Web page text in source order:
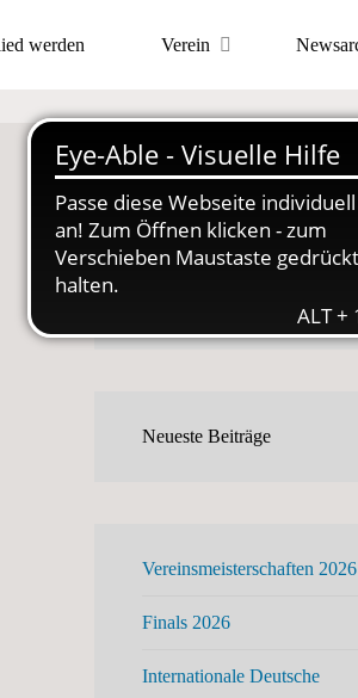
werden Verein
Suchen
Neueste Beiträge
Vereinsmeisterschaften 2026
Finals 2026
Internationale Deutsche